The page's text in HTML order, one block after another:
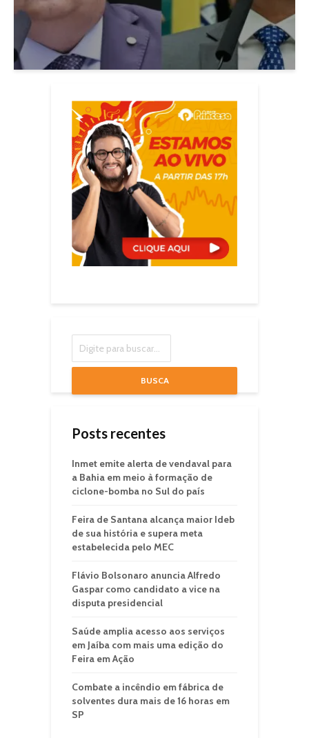
BUSCA
Posts recentes
Inmet emite alerta de vendaval para
a Bahia em meio à formação de
ciclone-bomba no Sul do país
Feira de Santana alcança maior Ideb
de sua história e supera meta
estabelecida pelo MEC
Flávio Bolsonaro anuncia Alfredo
Gaspar como candidato a vice na
disputa presidencial
Saúde amplia acesso aos serviços
em Jaíba com mais uma edição do
Feira em Ação
Combate a incêndio em fábrica de
solventes dura mais de 16 horas em
SP